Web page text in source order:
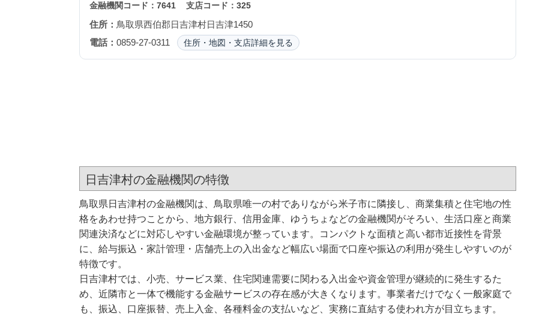
金融機関コード： 7641 支店コード： 325
住所： 鳥取県西伯郡日吉津村日吉津1450
電話： 0859-27-0311 住所・地図・支店詳細を見る
日吉津村の金融機関の特徴
鳥取県日吉津村の金融機関は、鳥取県唯一の村でありながら米子市に隣接し、商業集積と住宅地の性
格をあわせ持つことから、地方銀行、信用金庫、ゆうちょなどの金融機関がそろい、生活口座と商業
関連決済などに対応しやすい金融環境が整っています。コンパクトな面積と高い都市近接性を背景
に、給与振込・家計管理・店舗売上の入出金など幅広い場面で口座や振込の利用が発生しやすいのが
特徴です。
日吉津村では、小売、サービス業、住宅関連需要に関わる入出金や資金管理が継続的に発生するた
め、近隣市と一体で機能する金融サービスの存在感が大きくなります。事業者だけでなく一般家庭で
も、振込、口座振替、売上入金、各種料金の支払いなど、実務に直結する使われ方が目立ちます。